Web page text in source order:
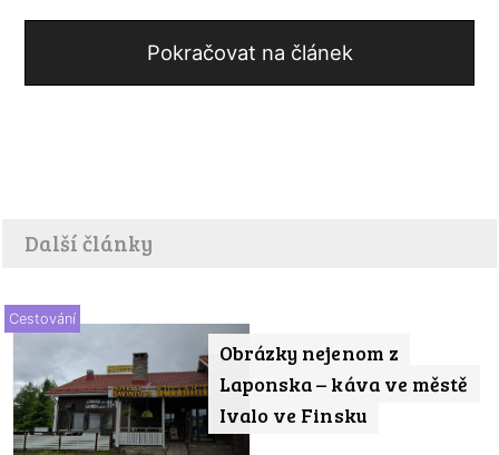
Pokračovat na článek
Další články
Obrázky nejenom z
Laponska – káva ve městě
Ivalo ve Finsku
Cestování